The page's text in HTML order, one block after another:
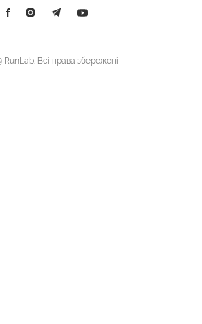
RunLab. Всі права збережені